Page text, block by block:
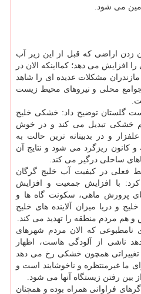
می شود.
زدن اراضی که قبل از این زیر آب
افزایش می دهد؛ کمااینکه الان در
مشکلات عدیده ای را شاهد
محلی و نیروهای محیط زیست
گلستان توضیح داد: خشکی خلیج
خشکی تبدیل می کند و در خوش
و در بدبینانه ترین حالت به
کانون ریزگرد می شود و نتایج آن
ساحلی درگیر می کند.
فعلی در کیفیت آب خلیج گرگان
با افزایش جمعیت و افزایش
پرورش ماهی، سکونت گاه ها و
و دریا میزان آلاینده های خلیج
هم مردم منطقه را تهدید می کند.
نامطبوعی که الان مردم شهرهای
ناشی از آلودگی هاست، اظهار
همچون خشکی رخ می دهد
ما غیرمنتظره و ناخوشایند است و
رفتن زیستگاه آنها می شود.
فراوانی همراه بوده و همچنان